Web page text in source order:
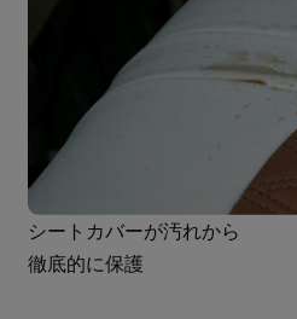
シートカバーが汚れから
徹底的に保護